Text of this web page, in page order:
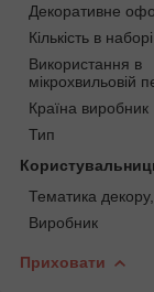
Декоративне
Кількість в наборі
Використання в
мікрохвильовій
Країна виробник
Тип
Тематика
Виробник
Приховати